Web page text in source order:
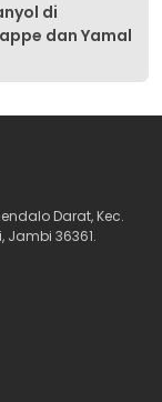
di
dan Yamal
Darat, Kec.
Jambi 36361.